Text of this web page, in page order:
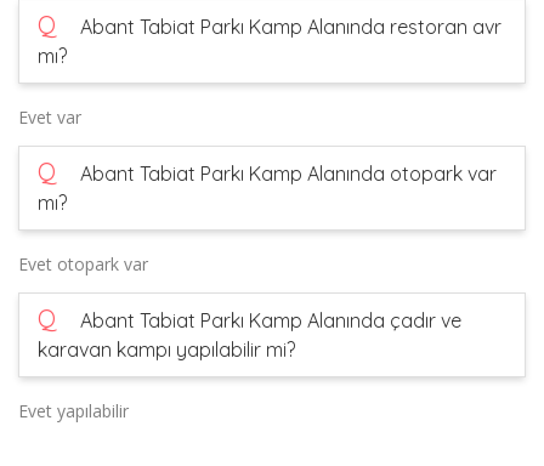
Q
Abant Tabiat Parkı Kamp Alanında restoran avr
mı?
Evet var
Q
Abant Tabiat Parkı Kamp Alanında otopark var
mı?
Evet otopark var
Q
Abant Tabiat Parkı Kamp Alanında çadır ve
karavan kampı yapılabilir mi?
Evet yapılabilir